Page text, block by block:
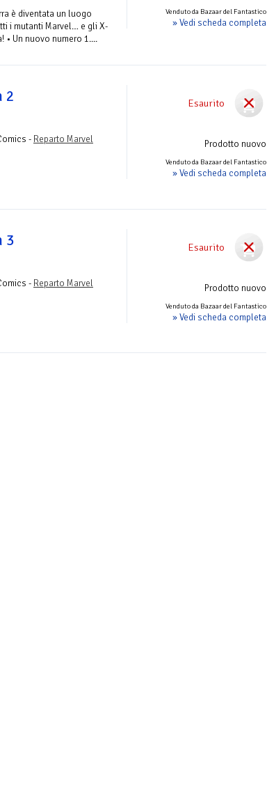
Venduto da Bazaar del Fantastico
» Vedi scheda completa
è diventata un luogo
i mutanti Marvel… e gli X-
Un nuovo numero 1....
Esaurito
Prodotto nuovo
Venduto da Bazaar del Fantastico
» Vedi scheda completa
2
- Reparto Marvel
Esaurito
Prodotto nuovo
Venduto da Bazaar del Fantastico
» Vedi scheda completa
3
- Reparto Marvel